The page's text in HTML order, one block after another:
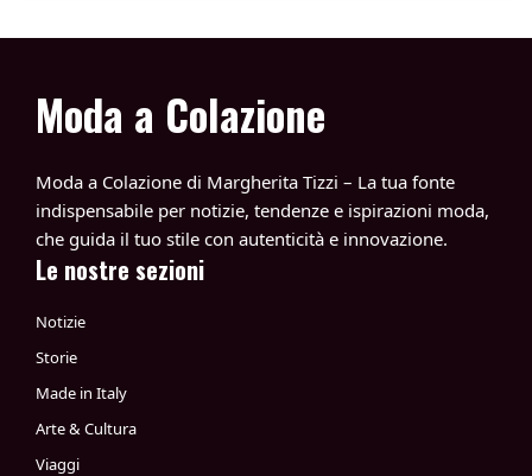
Moda a Colazione
Moda a Colazione di Margherita Tizzi – La tua fonte
indispensabile per notizie, tendenze e ispirazioni moda,
che guida il tuo stile con autenticità e innovazione.
Le nostre sezioni
Notizie
Storie
Made in Italy
Arte & Cultura
Viaggi